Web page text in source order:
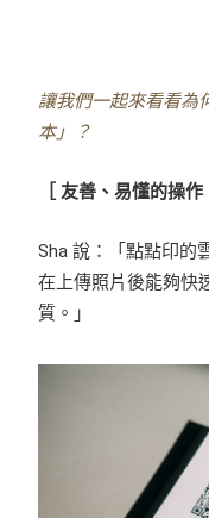
讓我們一起來看看為
本」？
［ 友善、易懂的操
Sha 說：「點點印的
在上傳照片後能夠快
質。」